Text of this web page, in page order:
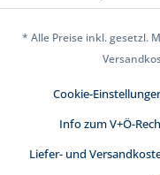
* Alle Preise inkl. gesetzl.
Cookie-
Info zum V+Ö-
Liefer- und